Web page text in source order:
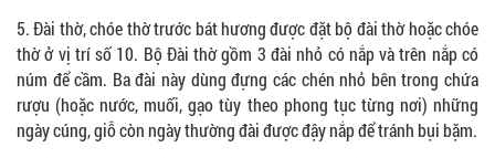
5. Đài thờ, chóe thờ trước bát hương được đặt bộ đài thờ hoặc chóe
thờ ở vị trí số 10. Bộ Đài thờ gồm 3 đài nhỏ có nắp và trên nắp có
núm để cầm. Ba đài này dùng đựng các chén nhỏ bên trong chứa
rượu (hoặc nước, muối, gạo tùy theo phong tục từng nơi) những
ngày cúng, giỗ còn ngày thường đài được đậy nắp để tránh bụi bặm.